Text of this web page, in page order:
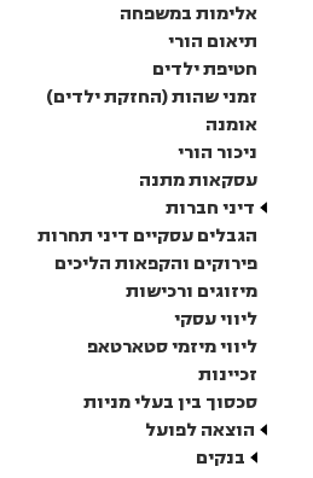
אלימות במשפחה
תיאום הורי
חטיפת ילדים
זמני שהות (החזקת ילדים)
אומנה
ניכור הורי
עסקאות מתנה
דיני חברות
הגבלים עסקיים דיני תחרות
פירוקים והקפאות הליכים
מיזוגים ורכישות
ליווי עסקי
ליווי מיזמי סטארטאפ
זכיינות
סכסוך בין בעלי מניות
הוצאה לפועל
בנקים